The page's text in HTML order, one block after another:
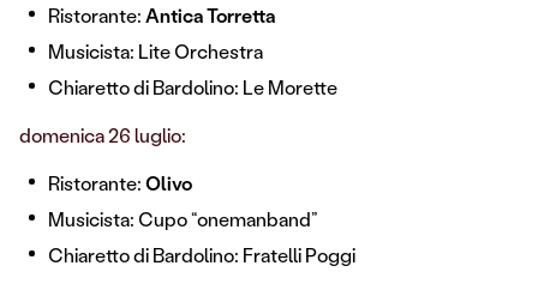
Ristorante:Antica Torretta
Musicista: Lite Orchestra
Chiaretto di Bardolino: Le Morette
domenica 26 luglio:
Ristorante:Olivo
Musicista: Cupo “onemanband”
Chiaretto di Bardolino: Fratelli Poggi